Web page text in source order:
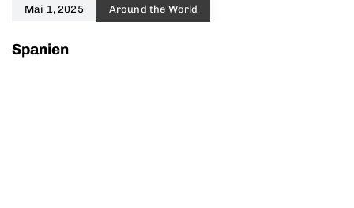
Mai 1, 2025 Around the World
Spanien